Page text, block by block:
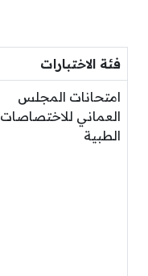
فئة الاختبارات
امتحانات المجلس
العماني للاختصاصات
الطبية